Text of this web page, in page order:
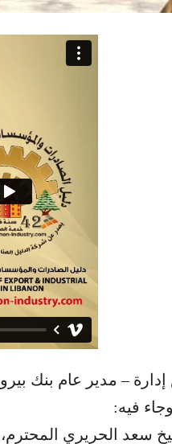
– مدير عام بنك
وجاء فيه:
سعد الحريري المحترم،